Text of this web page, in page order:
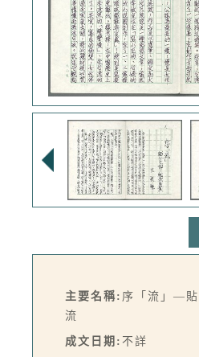
主要名稱: 序「流」—貼
流
成文日期: 不詳